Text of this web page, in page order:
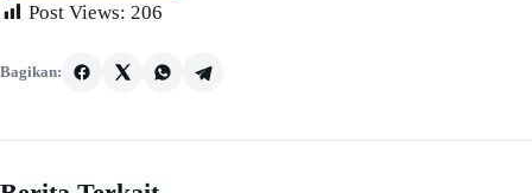
Post Views: 206
Bagikan: